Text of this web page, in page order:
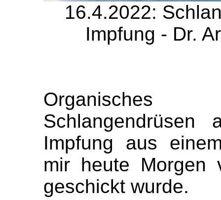
16.4.2022:
Impfung - Dr.
Organisches
Schlangendrüsen
Impfung aus
mir heute Morgen
geschickt wurde.